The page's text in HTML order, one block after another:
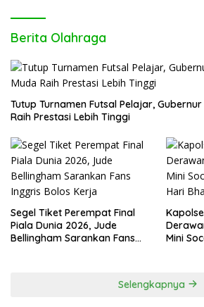
Berita Olahraga
Tutup Turnamen Futsal Pelajar,
Raih Prestasi Lebih Tinggi
Segel Tiket Perempat Final
Piala Dunia 2026, Jude
Bellingham Sarankan Fans
Mini
Selengkapnya